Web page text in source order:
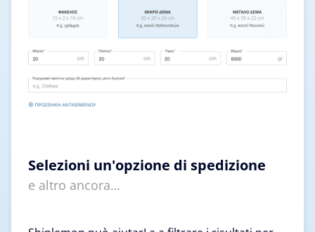
Selezioni un'opzione di spedizione
e altro ancora…